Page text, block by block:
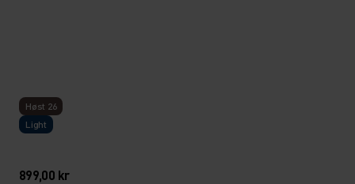
Høst 26
Light
899,00 kr